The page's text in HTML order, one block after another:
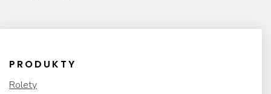
PRODUKTY
Rolety